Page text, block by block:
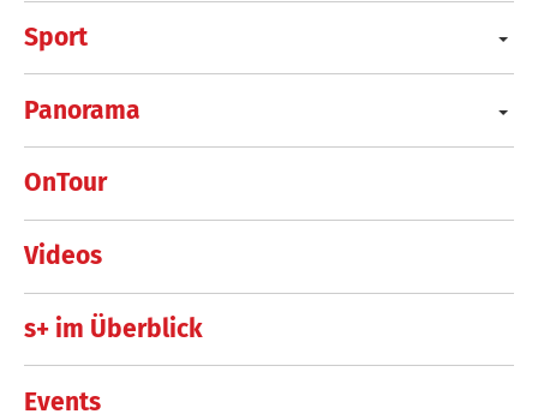
Sport
Panorama
OnTour
Videos
s+ im Überblick
Events